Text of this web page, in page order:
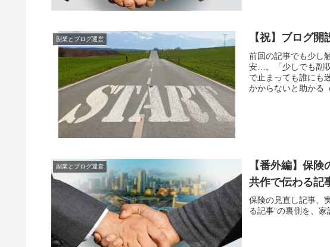
副業とブログ運営 【祝】ブログ
前回の記事でも少し
安…。「少しでも副
で止まっても誰にも
かからないと助かる
副業とブログ運営
【番外編】保
共作で伝わる記
保険の見直し記事、
る記事”の裏側を、家